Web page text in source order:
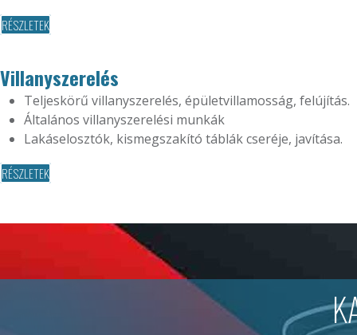
RÉSZLETEK
Villanyszerelés
Teljeskörű villanyszerelés, épületvillamosság, felújítás.
Általános villanyszerelési munkák
Lakáselosztók, kismegszakító táblák cseréje, javítása.
RÉSZLETEK